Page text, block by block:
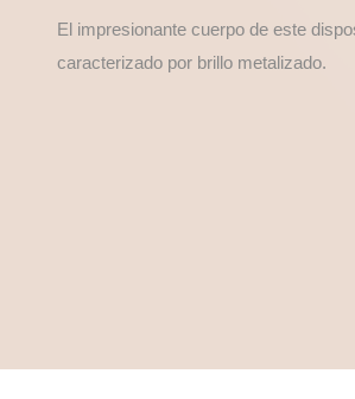
El impresionante cuerpo de este
caracterizado por brillo metalizado.